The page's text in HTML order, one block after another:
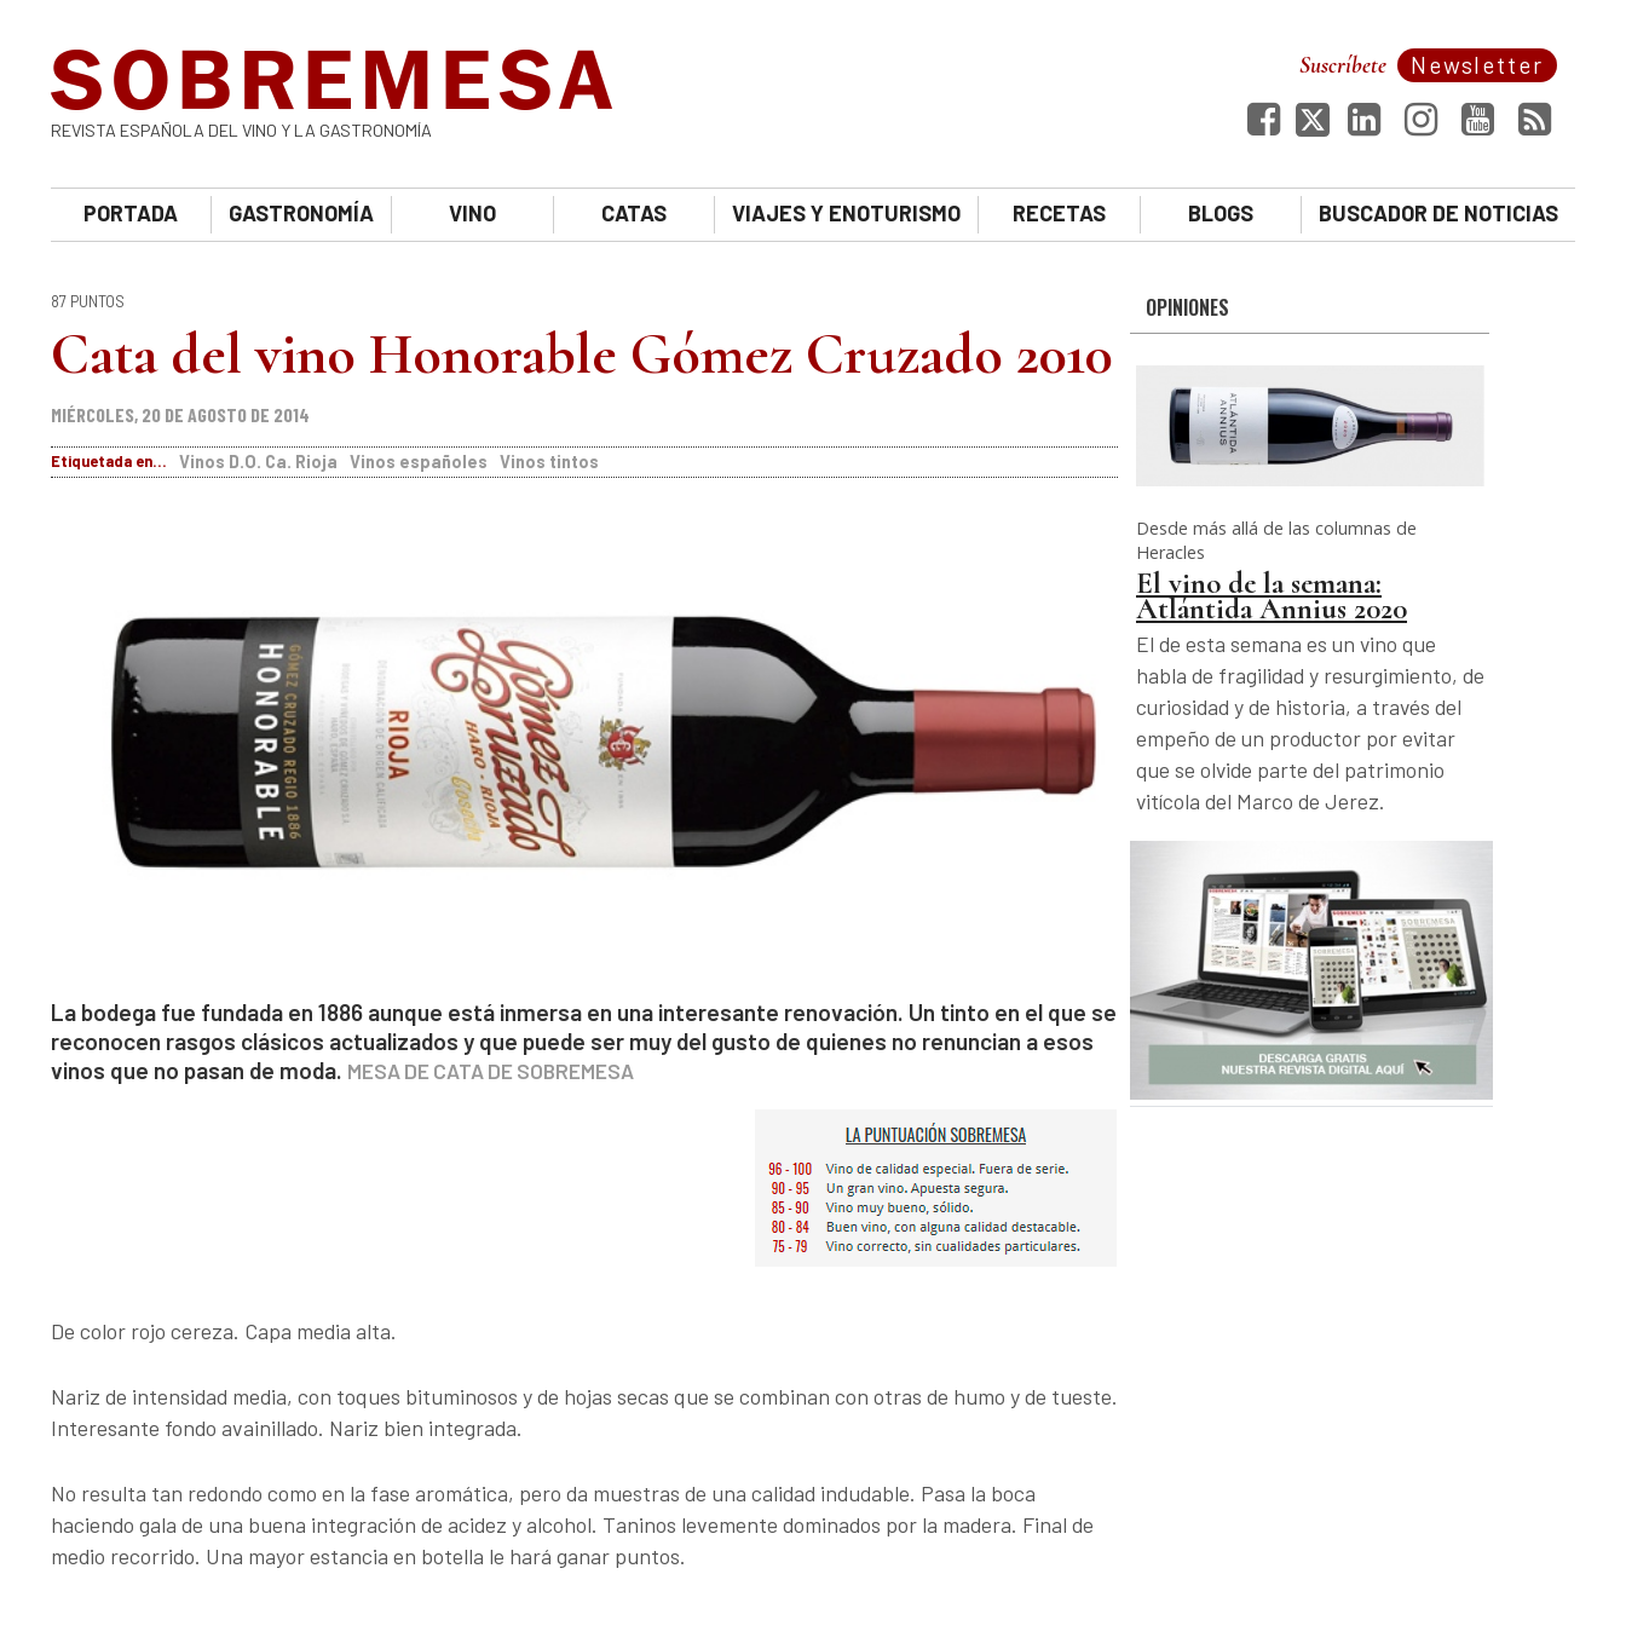
REVISTA ESPAÑOLA DEL VINO Y LA GASTRONOMÍA
Newsletter
Suscríbete
PORTADA GASTRONOMÍA VINO CATAS VIAJES Y ENOTURISMO RECETAS BLOGS BUSCADOR DE NOTICIAS
87 PUNTOS
Cata del vino Honorable Gómez Cruzado 2010
MIÉRCOLES, 20 DE AGOSTO DE 2014
Etiquetada en... Vinos D.O. Ca. Rioja Vinos españoles Vinos tintos
La bodega fue fundada en 1886 aunque está inmersa en una interesante renovación. Un tinto en el que se
reconocen rasgos clásicos actualizados y que puede ser muy del gusto de quienes no renuncian a esos
vinos que no pasan de moda. MESA DE CATA DE SOBREMESA
De color rojo cereza. Capa media alta.
Nariz de intensidad media, con toques bituminosos y de hojas secas que se combinan con otras de humo y de tueste.
Interesante fondo avainillado. Nariz bien integrada.
No resulta tan redondo como en la fase aromática, pero da muestras de una calidad indudable. Pasa la boca
haciendo gala de una buena integración de acidez y alcohol. Taninos levemente dominados por la madera. Final de
medio recorrido. Una mayor estancia en botella le hará ganar puntos.
OPINIONES
Desde más allá de las columnas de
Heracles
El vino de la semana:
Atlántida Annius 2020
El de esta semana es un vino que
habla de fragilidad y resurgimiento, de
curiosidad y de historia, a través del
empeño de un productor por evitar
que se olvide parte del patrimonio
vitícola del Marco de Jerez.